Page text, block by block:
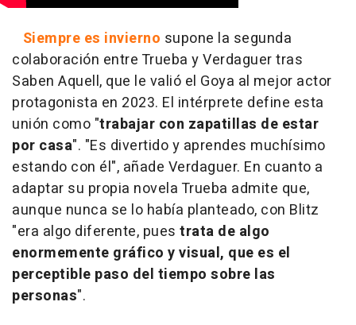
Siempre es invierno supone la segunda
colaboración entre Trueba y Verdaguer tras
Saben Aquell, que le valió el Goya al mejor actor
protagonista en 2023. El intérprete define esta
unión como "trabajar con zapatillas de estar
por casa". "Es divertido y aprendes muchísimo
estando con él", añade Verdaguer. En cuanto a
adaptar su propia novela Trueba admite que,
aunque nunca se lo había planteado, con Blitz
"era algo diferente, pues trata de algo
enormemente gráfico y visual, que es el
perceptible paso del tiempo sobre las
personas".